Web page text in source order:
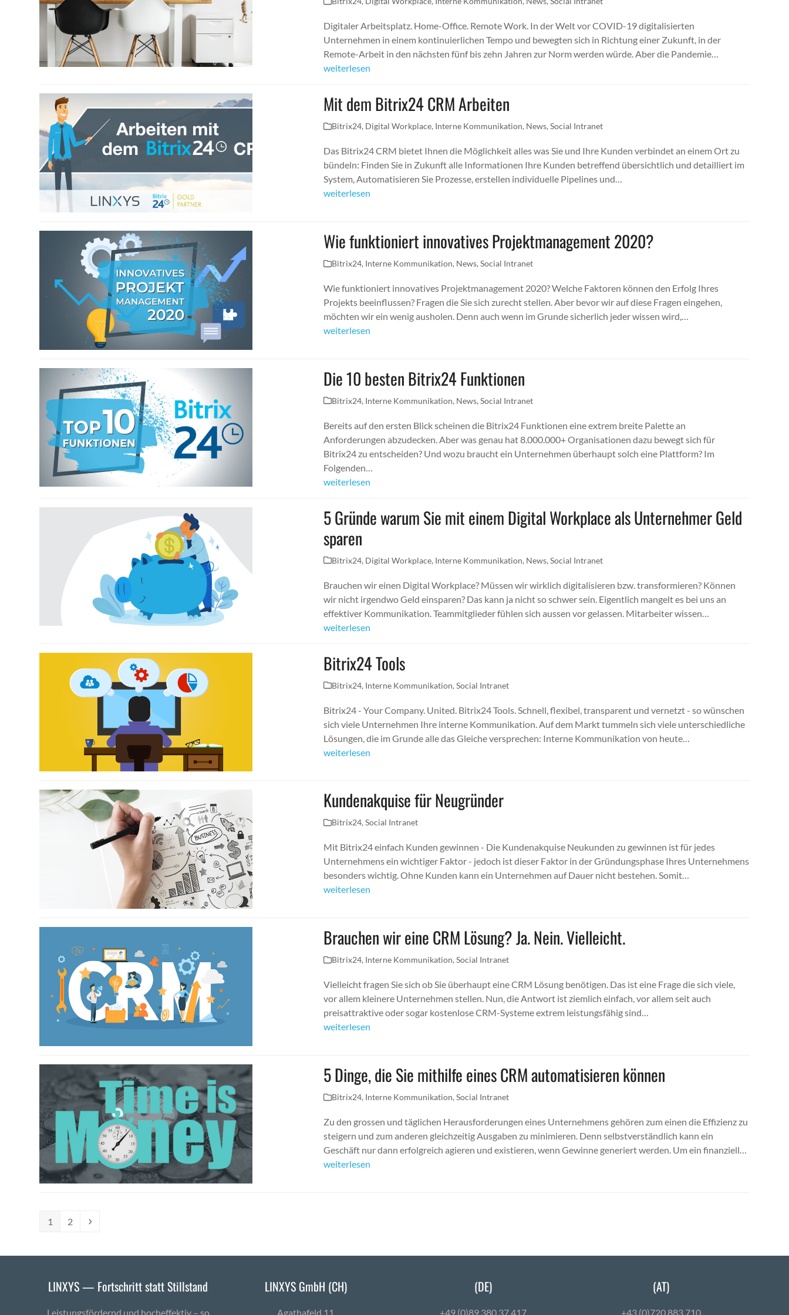
Digitaler Arbeitsplatz. Home-Office. Remote Work. In der Welt vor COVID-19 digitalisierten
Unternehmen in einem kontinuierlichen Tempo und bewegten sich in Richtung einer Zukunft, in der
Remote-Arbeit in den nächsten fünf bis zehn Jahren zur Norm werden würde. Aber die Pandemie…
weiterlesen
Mit dem Bitrix24 CRM Arbeiten
Bitrix24, Digital Workplace, Interne Kommunikation, News,Social Intranet
Das Bitrix24 CRM bietet Ihnen die Möglichkeit alles was Sie und Ihre Kunden verbindet an einem Ort zu
bündeln: Finden Sie in Zukunft alle Informationen Ihre Kunden betreffend übersichtlich und detailliert im
System, Automatisieren Sie Prozesse, erstellen individuelle Pipelines und…
weiterlesen
Wie funktioniert innovatives Projektmanagement 2020?
Bitrix24, Interne Kommunikation, News,Social Intranet
Wie funktioniert innovatives Projektmanagement 2020? Welche Faktoren können den Erfolg Ihres
Projekts beeinflussen? Fragen die Sie sich zurecht stellen. Aber bevor wir auf diese Fragen eingehen,
möchten wir ein wenig ausholen. Denn auch wenn im Grunde sicherlich jeder wissen wird,…
weiterlesen
Die 10 besten Bitrix24 Funktionen
Bitrix24, Interne Kommunikation, News,Social Intranet
Bereits auf den ersten Blick scheinen die Bitrix24 Funktionen eine extrem breite Palette an
Anforderungen abzudecken. Aber was genau hat 8.000.000+ Organisationen dazu bewegt sich für
Bitrix24 zu entscheiden? Und wozu braucht ein Unternehmen überhaupt solch eine Plattform? Im
Folgenden…
weiterlesen
5 Gründe warum Sie mit einem Digital Workplace als Unternehmer Geld
sparen
Bitrix24, Digital Workplace, Interne Kommunikation, News,Social Intranet
Brauchen wir einen Digital Workplace? Müssen wir wirklich digitalisieren bzw. transformieren? Können
wir nicht irgendwo Geld einsparen? Das kann ja nicht so schwer sein. Eigentlich mangelt es bei uns an
effektiver Kommunikation. Teammitglieder fühlen sich aussen vor gelassen. Mitarbeiter wissen…
weiterlesen
Bitrix24 Tools
Bitrix24, Interne Kommunikation,Social Intranet
Bitrix24 - Your Company. United. Bitrix24 Tools. Schnell, flexibel, transparent und vernetzt - so wünschen
sich viele Unternehmen Ihre interne Kommunikation. Auf dem Markt tummeln sich viele unterschiedliche
Lösungen, die im Grunde alle das Gleiche versprechen: Interne Kommunikation von heute…
weiterlesen
Kundenakquise für Neugründer
Bitrix24,Social Intranet
Mit Bitrix24 einfach Kunden gewinnen - Die Kundenakquise Neukunden zu gewinnen ist für jedes
Unternehmens ein wichtiger Faktor - jedoch ist dieser Faktor in der Gründungsphase Ihres Unternehmens
besonders wichtig. Ohne Kunden kann ein Unternehmen auf Dauer nicht bestehen. Somit…
weiterlesen
Brauchen wir eine CRM Lösung? Ja. Nein. Vielleicht.
Bitrix24, Interne Kommunikation,Social Intranet
Vielleicht fragen Sie sich ob Sie überhaupt eine CRM Lösung benötigen. Das ist eine Frage die sich viele,
vor allem kleinere Unternehmen stellen. Nun, die Antwort ist ziemlich einfach, vor allem seit auch
preisattraktive oder sogar kostenlose CRM-Systeme extrem leistungsfähig sind…
weiterlesen
5 Dinge, die Sie mithilfe eines CRM automatisieren können
Bitrix24, Interne Kommunikation,Social Intranet
Zu den grossen und täglichen Herausforderungen eines Unternehmens gehören zum einen die Effizienz zu
steigern und zum anderen gleichzeitig Ausgaben zu minimieren. Denn selbstverständlich kann ein
Geschäft nur dann erfolgreich agieren und existieren, wenn Gewinne generiert werden. Um ein finanziell…
weiterlesen
Seite
1 Seite
2
LINXYS — Fortschritt statt Stillstand
Leistungsfördernd und hocheffektiv – so
LINXYS GmbH (CH)
Agath­afeld 11
(DE)
+49 (0)89 380 37 417
(AT)
+43 (0)720 883 710